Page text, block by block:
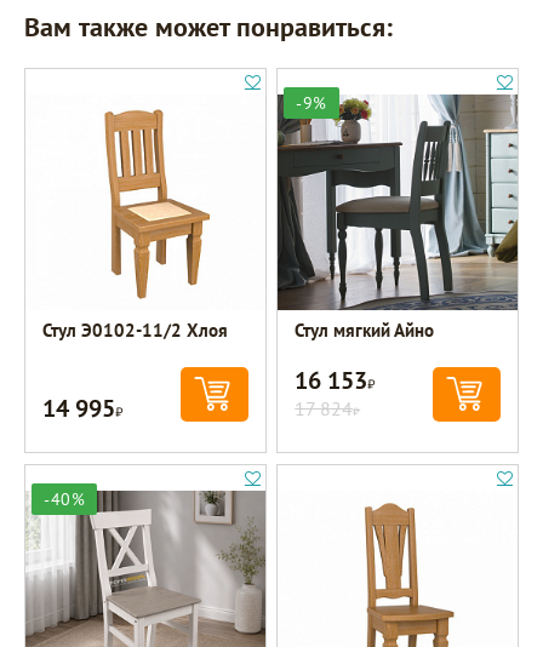
Вам также может понравиться:
Стул Э0102-11/2 Хлоя
14 995Р
-9%
Стул мягкий Айно
16 153Р
17 824Р
-40%